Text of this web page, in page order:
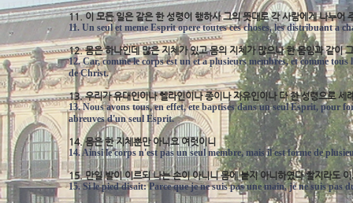
11. 이 모든 일은 같은 한 성령이 행하사 그의 뜻대로 각 사람에게 나누어
11. Un seul et meme Esprit opere toutes ces choses, les distribuant a
12. 몸은 하나인데 많은 지체가 있고 몸의 지체가 많으나 한 몸임과 같이
12. Car, comme le corps est un et a plusieurs membres, et comme
de Christ.
13. 우리가 유대인이나 헬라인이나 종이나 자유인이나 다 한 성령으로 세
13. Nous avons tous, en effet, ete baptises dans un seul Esprit, pour
abreuves d'un seul Esprit.
14. 몸은 한 지체뿐만 아니요 여럿이니
14. Ainsi le corps n'est pas un seul membre, mais il est forme de
15. 만일 발이 이르되 나는 손이 아니니 몸에 붙지 아니하였다 할지라도
15. Si le pied disait: Parce que je ne suis pas une main, je ne suis pas